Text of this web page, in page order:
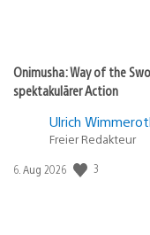
Onimusha: Way of the
spektakulärer Action
Ulrich
Freier Redakteur
Veröffentlichungsdatum:
6. Aug 2026 3